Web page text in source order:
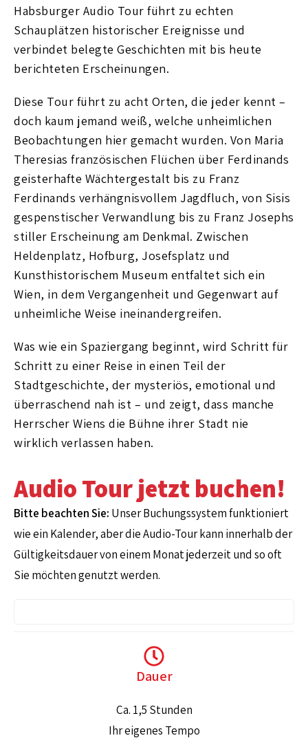
Habsburger Audio Tour führt zu echten
Schauplätzen historischer Ereignisse und
verbindet belegte Geschichten mit bis heute
berichteten Erscheinungen.
Diese Tour führt zu acht Orten, die jeder kennt –
doch kaum jemand weiß, welche unheimlichen
Beobachtungen hier gemacht wurden. Von Maria
Theresias französischen Flüchen über Ferdinands
geisterhafte Wächtergestalt bis zu Franz
Ferdinands verhängnisvollem Jagdfluch, von Sisis
gespenstischer Verwandlung bis zu Franz Josephs
stiller Erscheinung am Denkmal. Zwischen
Heldenplatz, Hofburg, Josefsplatz und
Kunsthistorischem Museum entfaltet sich ein
Wien, in dem Vergangenheit und Gegenwart auf
unheimliche Weise ineinandergreifen.
Was wie ein Spaziergang beginnt, wird Schritt für
Schritt zu einer Reise in einen Teil der
Stadtgeschichte, der mysteriös, emotional und
überraschend nah ist – und zeigt, dass manche
Herrscher Wiens die Bühne ihrer Stadt nie
wirklich verlassen haben.
Audio Tour jetzt buchen!
Bitte beachten Sie: Unser Buchungssystem funktioniert
wie ein Kalender, aber die Audio-Tour kann innerhalb der
Gültigkeitsdauer von einem Monat jederzeit und so oft
Sie möchten genutzt werden.
Dauer
Ca. 1,5 Stunden
Ihr eigenes Tempo